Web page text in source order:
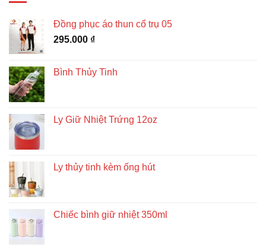
Đồng phục áo thun cổ trụ 05
295.000 ₫
Bình Thủy Tinh
Ly Giữ Nhiệt Trứng 12oz
Ly thủy tinh kèm ống hút
Chiếc bình giữ nhiệt 350ml